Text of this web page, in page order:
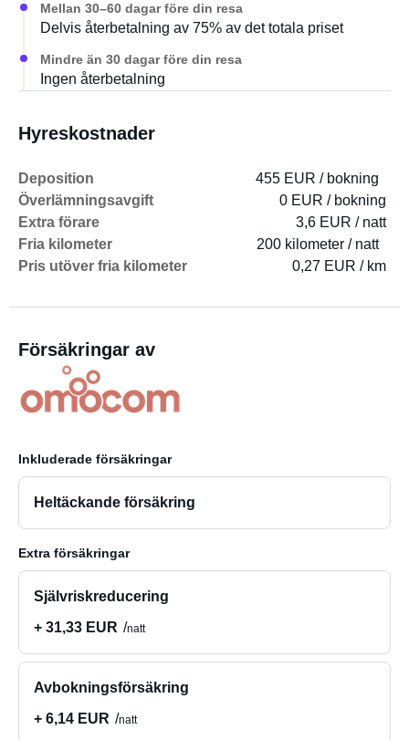
Mellan 30–60 dagar före din resa
Delvis återbetalning av 75% av det totala priset
Mindre än 30 dagar före din resa
Ingen återbetalning
Hyreskostnader
Deposition
455 EUR / bokning
Överlämningsavgift
0 EUR / bokning
Extra förare
3,6 EUR / natt
Fria kilometer
200 kilometer / natt
Pris utöver fria kilometer
0,27 EUR / km
Försäkringar av
Inkluderade försäkringar
Heltäckande försäkring
Extra försäkringar
Självriskreducering
+ 31,33 EUR
natt
Avbokningsförsäkring
+ 6,14 EUR
natt